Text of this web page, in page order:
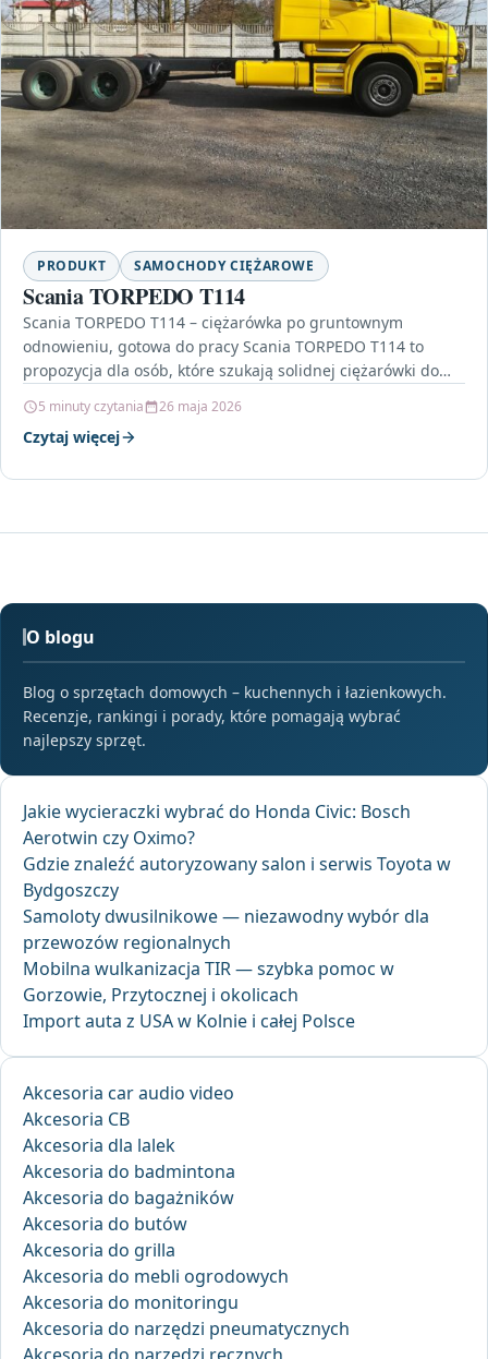
PRODUKT SAMOCHODY CIĘŻAROWE
Scania TORPEDO T114
Scania TORPEDO T114 – ciężarówka po gruntownym
odnowieniu, gotowa do pracy Scania TORPEDO T114 to
propozycja dla osób, które szukają solidnej ciężarówki do
5 minuty czytania 26 maja 2026
Czytaj więcej
O blogu
Blog o sprzętach domowych – kuchennych i łazienkowych.
Recenzje, rankingi i porady, które pomagają wybrać
najlepszy sprzęt.
Jakie wycieraczki wybrać do Honda Civic: Bosch
Aerotwin czy Oximo?
Gdzie znaleźć autoryzowany salon i serwis Toyota w
Bydgoszczy
Samoloty dwusilnikowe — niezawodny wybór dla
przewozów regionalnych
Mobilna wulkanizacja TIR — szybka pomoc w
Gorzowie, Przytocznej i okolicach
Import auta z USA w Kolnie i całej Polsce
Akcesoria car audio video
Akcesoria CB
Akcesoria dla lalek
Akcesoria do badmintona
Akcesoria do bagażników
Akcesoria do butów
Akcesoria do grilla
Akcesoria do mebli ogrodowych
Akcesoria do monitoringu
Akcesoria do narzędzi pneumatycznych